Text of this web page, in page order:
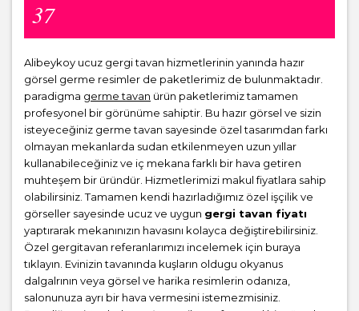
37
Alibeykoy ucuz gergi tavan hizmetlerinin yanında hazır
görsel germe resimler de paketlerimiz de bulunmaktadır.
paradigma germe tavan ürün paketlerimiz tamamen
profesyonel bir görünüme sahiptir. Bu hazır görsel ve sizin
isteyeceğiniz germe tavan sayesinde özel tasarımdan farkı
olmayan mekanlarda sudan etkilenmeyen uzun yıllar
kullanabileceğiniz ve iç mekana farklı bir hava getiren
muhteşem bir üründür. Hizmetlerimizi makul fiyatlara sahip
olabilirsiniz. Tamamen kendi hazırladığımız özel işçilik ve
görseller sayesinde ucuz ve uygun gergi tavan fiyatı
yaptırarak mekanınızın havasını kolayca değiştirebilirsiniz.
Özel gergitavan referanlarımızı incelemek için buraya
tıklayın. Evinizin tavanında kuşların oldugu okyanus
dalgalrının veya görsel ve harika resimlerin odanıza,
salonunuza ayrı bir hava vermesini istemezmisiniz.